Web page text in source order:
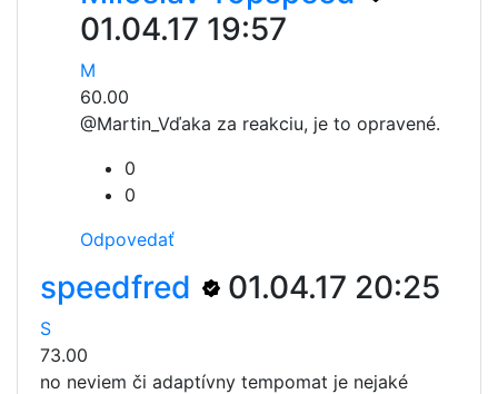
01.04.17 19:57
M
60.00
@Martin_ Vďaka za reakciu, je to opravené.
0
0
Odpovedať
speedfred 01.04.17 20:25
S
73.00
no neviem či adaptívny tempomat je nejaké